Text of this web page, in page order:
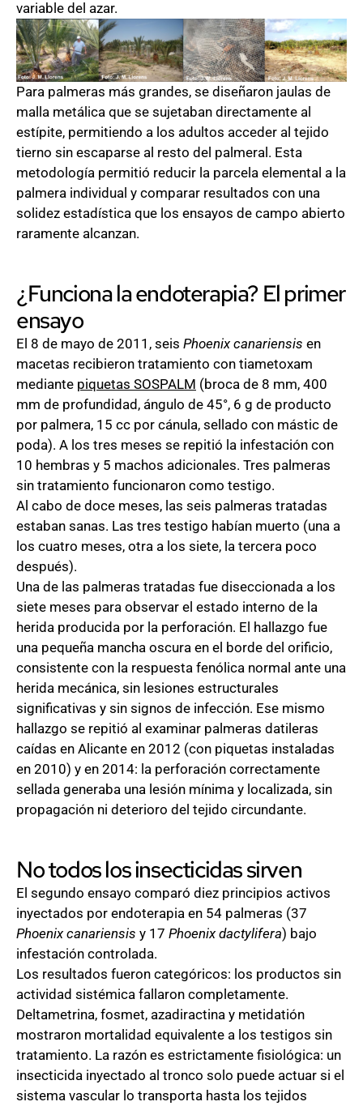
variable del azar.
Para palmeras más grandes, se diseñaron jaulas de
malla metálica que se sujetaban directamente al
estípite, permitiendo a los adultos acceder al tejido
tierno sin escaparse al resto del palmeral. Esta
metodología permitió reducir la parcela elemental a la
palmera individual y comparar resultados con una
solidez estadística que los ensayos de campo abierto
raramente alcanzan.
¿Funciona la endoterapia? El primer
ensayo
El 8 de mayo de 2011, seis Phoenix canariensis en
macetas recibieron tratamiento con tiametoxam
mediante piquetas SOSPALM (broca de 8 mm, 400
mm de profundidad, ángulo de 45°, 6 g de producto
por palmera, 15 cc por cánula, sellado con mástic de
poda). A los tres meses se repitió la infestación con
10 hembras y 5 machos adicionales. Tres palmeras
sin tratamiento funcionaron como testigo.
Al cabo de doce meses, las seis palmeras tratadas
estaban sanas. Las tres testigo habían muerto (una a
los cuatro meses, otra a los siete, la tercera poco
después).
Una de las palmeras tratadas fue diseccionada a los
siete meses para observar el estado interno de la
herida producida por la perforación. El hallazgo fue
una pequeña mancha oscura en el borde del orificio,
consistente con la respuesta fenólica normal ante una
herida mecánica, sin lesiones estructurales
significativas y sin signos de infección. Ese mismo
hallazgo se repitió al examinar palmeras datileras
caídas en Alicante en 2012 (con piquetas instaladas
en 2010) y en 2014: la perforación correctamente
sellada generaba una lesión mínima y localizada, sin
propagación ni deterioro del tejido circundante.
No todos los insecticidas sirven
El segundo ensayo comparó diez principios activos
inyectados por endoterapia en 54 palmeras (37
Phoenix canariensis y 17 Phoenix dactylifera) bajo
infestación controlada.
Los resultados fueron categóricos: los productos sin
actividad sistémica fallaron completamente.
Deltametrina, fosmet, azadiractina y metidatión
mostraron mortalidad equivalente a los testigos sin
tratamiento. La razón es estrictamente fisiológica: un
insecticida inyectado al tronco solo puede actuar si el
sistema vascular lo transporta hasta los tejidos